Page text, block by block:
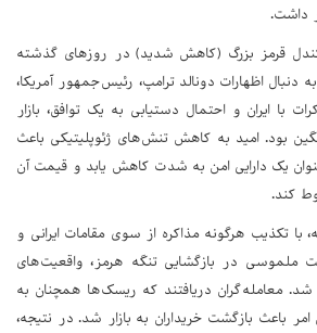
قرمز بزرگ (کاهش شدید) در روزهای گذشته
دنبال اظهارات دونالد ترامپ، رئیس‌جمهور آمریکا،
با ایران و احتمال دستیابی به یک توافق، بازار
بود. امید به کاهش تنش‌های ژئوپلیتیکی باعث
یک دارایی امن به شدت کاهش یابد و قیمت آن
با تکذیب هرگونه مذاکره از سوی مقامات ایرانی و
ملموسی در بازگشایی تنگه هرمز، واقعیت‌های
شد. معامله‌گران دریافتند که ریسک‌ها همچنان به
باعث بازگشت خریداران به بازار شد. در نتیجه،